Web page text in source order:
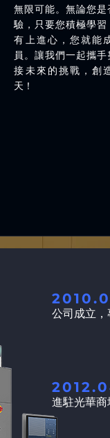
無限可能。無論您是
驗，只要您積極學習
有上進心，您就能
員。讓我們一起攜手
接未來的挑戰，創
天！
公司成立
進駐光華